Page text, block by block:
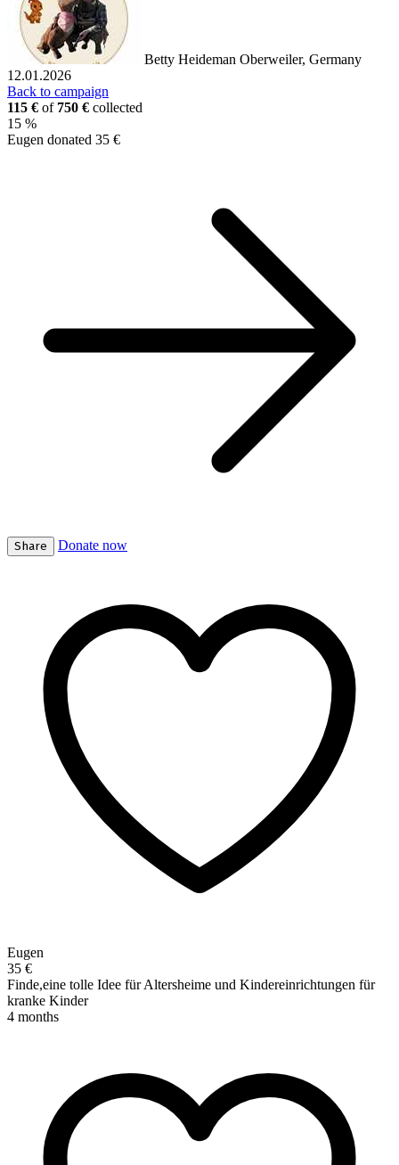
Betty Heideman Oberweiler, Germany
12.01.2026
Back to campaign
115 € of 750 € collected
15 %
Eugen donated 35 €
Share Donate now
Eugen
35 €
Finde,eine tolle Idee für Altersheime und Kindereinrichtungen für
kranke Kinder
4 months